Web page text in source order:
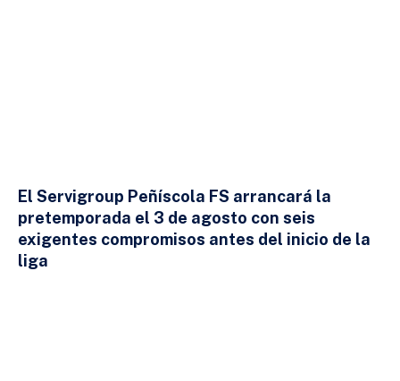
El Servigroup Peñíscola FS arrancará la
pretemporada el 3 de agosto con seis
exigentes compromisos antes del inicio de la
liga